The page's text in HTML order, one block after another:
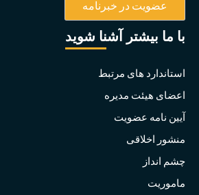
با ما بیشتر آشنا شوید
استاندارد های مرتبط
اعضای هیئت مدیره
آیین نامه عضویت
منشور اخلاقی
چشم انداز
ماموریت